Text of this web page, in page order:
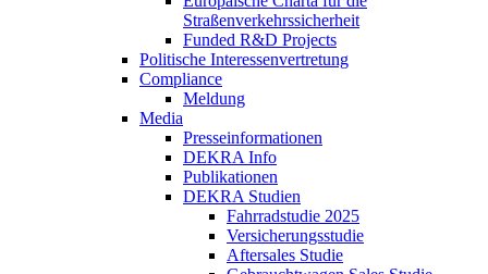
Straßenverkehrssicherheit
Funded R&D Projects
Politische Interessenvertretung
Compliance
Meldung
Media
Presseinformationen
DEKRA Info
Publikationen
DEKRA Studien
Fahrradstudie 2025
Versicherungsstudie
Aftersales Studie